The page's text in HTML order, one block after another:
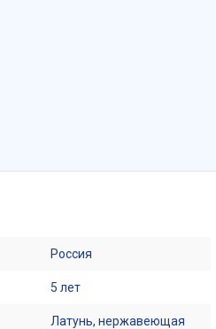
Россия
5 лет
Латунь, нержавеющая